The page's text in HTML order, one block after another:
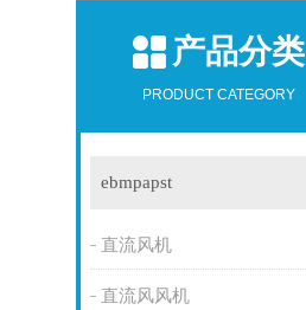
产品分类
PRODUCT CATEGORY
ebmpapst
直流风机
直流风风机